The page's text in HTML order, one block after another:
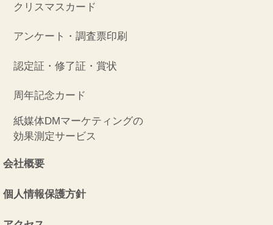
クリスマスカード
アンケート・調査票印刷
認定証・修了証・賞状
周年記念カード
紙媒体DMマーケティングの
効果測定サービス
会社概要
個人情報保護方針